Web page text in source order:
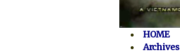
HOME
Archives